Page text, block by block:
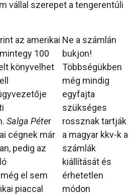
vállal szerepet a tengerentúli
Ne a számlán
bukjon!
Többségükben
még mindig
egyfajta
szükséges
rossznak tartják
a magyar kkv-k a
számlák
kiállítását és
érhetetlen
módon
az amerikai
100
könyvelhet
Salga Péter
cégnek már
pedig az
el sem
piaccal